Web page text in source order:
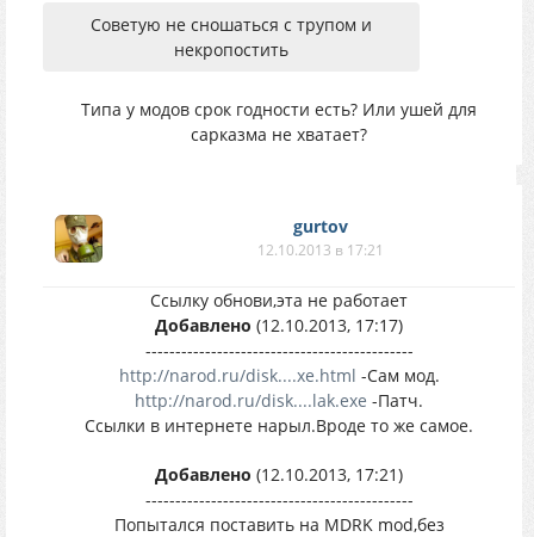
Советую не сношаться с трупом и
некропостить
Типа у модов срок годности есть? Или ушей для
сарказма не хватает?
gurtov
12.10.2013 в 17:21
Ссылку обнови,эта не работает
Добавлено (12.10.2013, 17:17)
---------------------------------------------
http://narod.ru/disk....xe.html -Сам мод.
http://narod.ru/disk....lak.exe -Патч.
Ссылки в интернете нарыл.Вроде то же самое.
Добавлено (12.10.2013, 17:21)
---------------------------------------------
Попытался поставить на MDRK mod,без